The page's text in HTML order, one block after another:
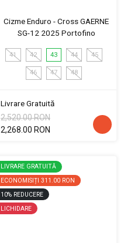
Cizme Enduro - Cross GAERNE
SG-12 2025 Portofino
41 42 43 44 45
46 47 48
Livrare Gratuită
2,520.00 RON
2,268.00 RON
LIVRARE GRATUITĂ
ECONOMISIȚI 311.00 RON
10% REDUCERE
LICHIDARE